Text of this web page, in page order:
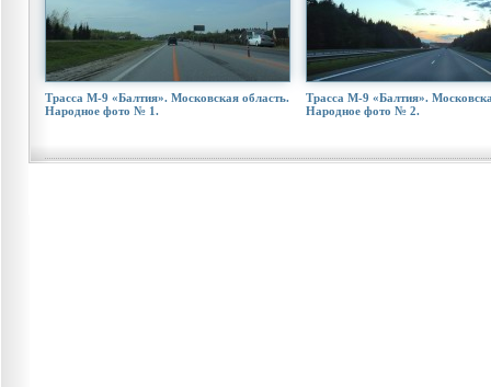
Трасса М-9 «Балтия». Московская область.
Народное фото № 1.
Трасса М-9 «Балтия».
Народное фото № 2.